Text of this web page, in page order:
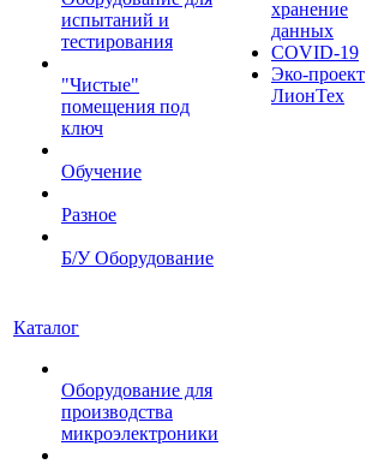
испытаний и
тестирования
"Чистые"
помещения под
ключ
Обучение
Разное
Б/У Оборудование
хранение
данных
COVID-19
Эко-проект
ЛионТех
Каталог
Оборудование для
производства
микроэлектроники